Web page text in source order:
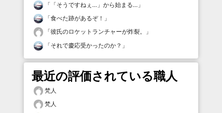
「 「そうですねぇ…」から始まる… 」
「食べた跡があるぞ！ 」
「彼氏のロケットランチャーが炸裂。
」
「それで慶応受かったのか？ 」
最近の評価されている職人
梵人
梵人